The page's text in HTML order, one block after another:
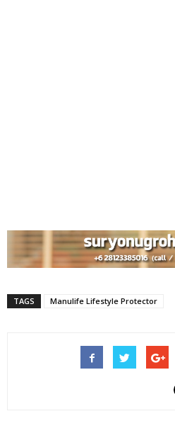
TAGS Manulife Lifestyle Protector